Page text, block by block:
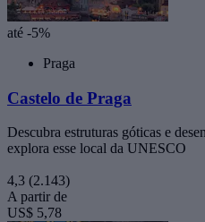
até -5%
Praga
Castelo de Praga
Descubra estruturas góticas e
explora esse local da UNESCO
4,3 (2.143)
A partir de
US$ 5,78